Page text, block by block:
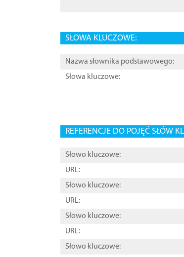
SŁOWA KLUCZOWE:
Nazwa słownika podstawowego:
Słowa kluczowe:
REFERENCJE DO POJĘĆ SŁÓW
Słowo kluczowe:
URL:
Słowo kluczowe:
URL:
Słowo kluczowe:
URL:
Słowo kluczowe: